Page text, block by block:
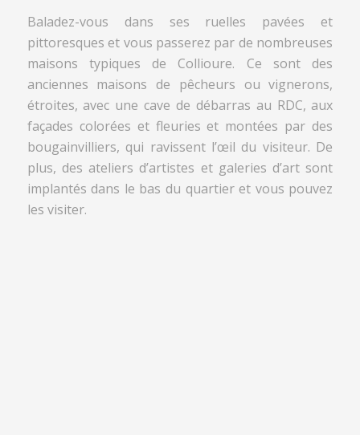
Baladez-vous dans ses ruelles pavées et
pittoresques et vous passerez par de nombreuses
maisons typiques de Collioure. Ce sont des
anciennes maisons de pêcheurs ou vignerons,
étroites, avec une cave de débarras au RDC, aux
façades colorées et fleuries et montées par des
bougainvilliers, qui ravissent l’œil du visiteur. De
plus, des ateliers d’artistes et galeries d’art sont
implantés dans le bas du quartier et vous pouvez
les visiter.